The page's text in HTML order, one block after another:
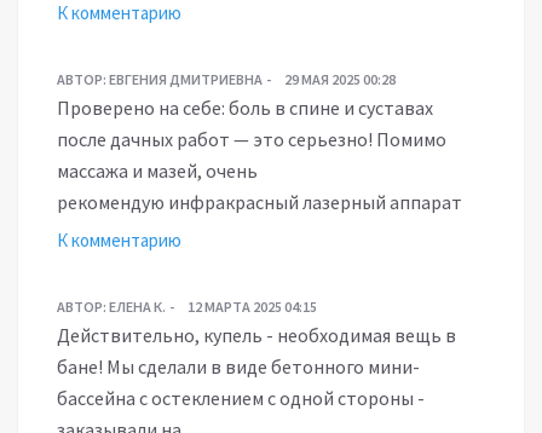
К комментарию
АВТОР: ЕВГЕНИЯ ДМИТРИЕВНА 29 МАЯ 2025 00:28
Проверено на себе: боль в спине и суставах
после дачных работ — это серьезно! Помимо
массажа и мазей, очень
рекомендую инфракрасный лазерный аппарат
К комментарию
АВТОР: ЕЛЕНА К. 12 МАРТА 2025 04:15
Действительно, купель - необходимая вещь в
бане! Мы сделали в виде бетонного мини-
бассейна с остеклением с одной стороны -